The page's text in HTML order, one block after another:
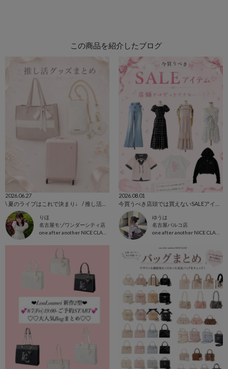
この商品を紹介したブログ
2026.06.27
りほ
名古屋モゾワンダーシティ店
one after another NICE CLAUP
2026.08.01
ゆうは
名古屋パルコ店
one after another NICE CLAUP